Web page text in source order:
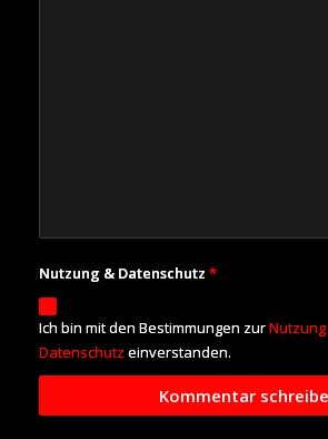
Nutzung & Datenschutz *
Ich bin mit den Bestimmungen zurNutzung
Datenschutz einverstanden.